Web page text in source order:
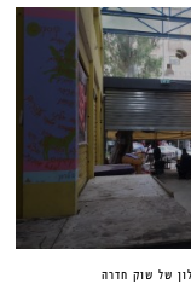
של שוק חדרה